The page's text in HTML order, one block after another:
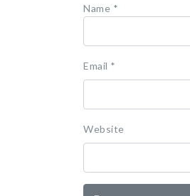
Name *
Email *
Website